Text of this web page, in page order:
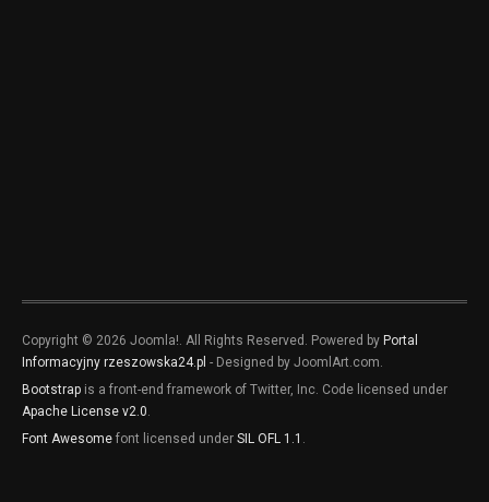
Copyright © 2026 Joomla!. All Rights Reserved. Powered by Portal
Informacyjny rzeszowska24.pl - Designed by JoomlArt.com.
Bootstrap is a front-end framework of Twitter, Inc. Code licensed under
Apache License v2.0.
Font Awesome font licensed under SIL OFL 1.1 .